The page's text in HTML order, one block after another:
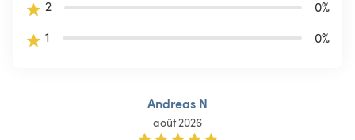
2
0%
1
0%
Andreas N
août 2026